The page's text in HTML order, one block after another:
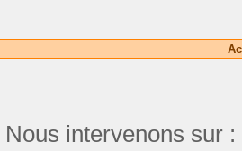
Nous intervenons sur :